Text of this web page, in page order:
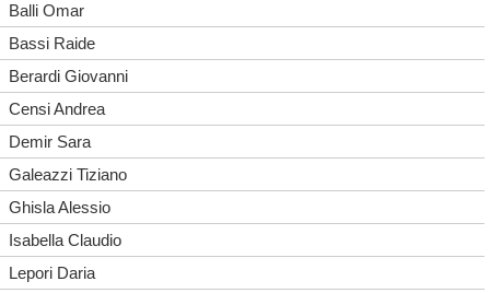
Balli Omar
Bassi Raide
Berardi Giovanni
Censi Andrea
Demir Sara
Galeazzi Tiziano
Ghisla Alessio
Isabella Claudio
Lepori Daria